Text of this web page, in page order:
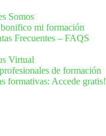
Somos
mi formación
Frecuentes – FAQS
Virtual
de formación
formativas: Accede gratis!